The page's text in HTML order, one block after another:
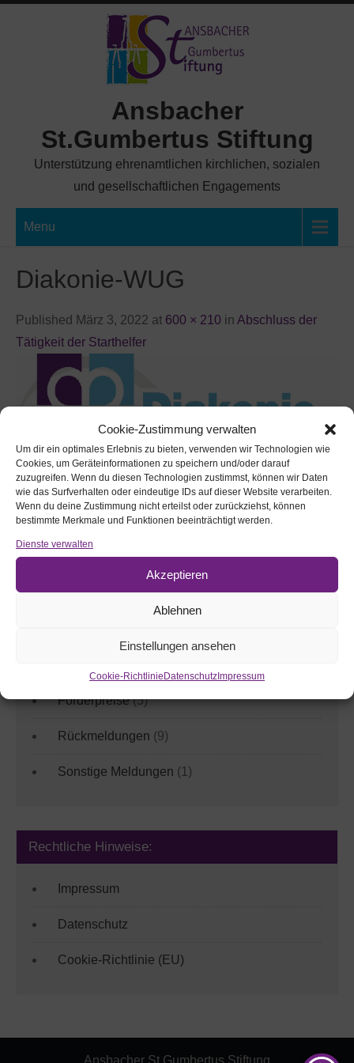
Cookie-Zustimmung verwalten
Um dir ein optimales Erlebnis zu bieten, verwenden wir Technologien wie
Cookies, um Geräteinformationen zu speichern und/oder darauf
zuzugreifen. Wenn du diesen Technologien zustimmst, können wir Daten
wie das Surfverhalten oder eindeutige IDs auf dieser Website verarbeiten.
Wenn du deine Zustimmung nicht erteilst oder zurückziehst, können
bestimmte Merkmale und Funktionen beeinträchtigt werden.
Dienste verwalten
Akzeptieren
Ablehnen
Einstellungen ansehen
Cookie-Richtlinie Datenschutz Impressum
Ansbacher
St.Gumbertus Stiftung
Unterstützung ehrenamtlichen kirchlichen, sozialen
und gesellschaftlichen Engagements
Menu
Diakonie-WUG
Published März 3, 2022 at 600 × 210 in Abschluss der
Tätigkeit der Starthelfer
Webseite durchsuchen:
Förderpreise(5)
Rückmeldungen (9)
Sonstige Meldungen (1)
Rechtliche Hinweise:
Impressum
Datenschutz
Cookie-Richtlinie (EU)
Ansbacher St.Gumbertus Stiftung